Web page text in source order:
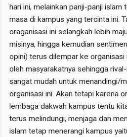
hari ini, melainkan panji-panji
masa di kampus yang tercinta ini.
oraganisasi ini selangkah lebih
misinya, hingga kemudian
opini) terus dilempar ke organisasi
oleh masyarakatnya sehingga
sangat mudah untuk menandingi/
organisasi ini. Akan tetapi karena
lembaga dakwah kampus tentu
terus melindungi, menjaga dan
islam tetap menerangi kampus